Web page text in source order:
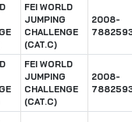
FEI WORLD
JUMPING
CHALLENGE
(CAT.C)
2008-
FEI WORLD
JUMPING
CHALLENGE
(CAT.C)
2008-